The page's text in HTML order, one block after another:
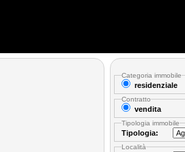
Categoria immobile
residenziale
Contratto
vendita
Tipologia immobile
Tipologia:
Località